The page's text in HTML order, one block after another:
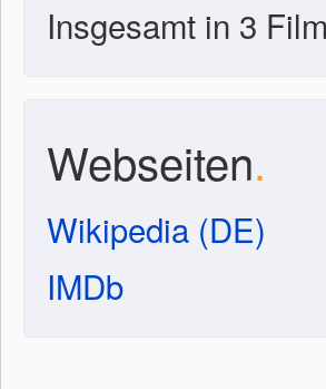
Insgesamt in 3
Webseiten.
Wikipedia (DE)
IMDb